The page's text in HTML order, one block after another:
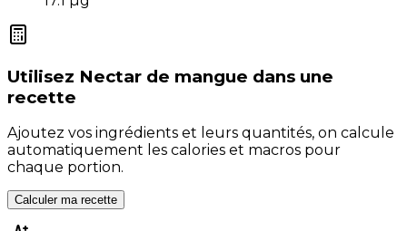
Utilisez Nectar de mangue dans une
recette
Ajoutez vos ingrédients et leurs quantités, on calcule
automatiquement les calories et macros pour
chaque portion.
Calculer ma recette